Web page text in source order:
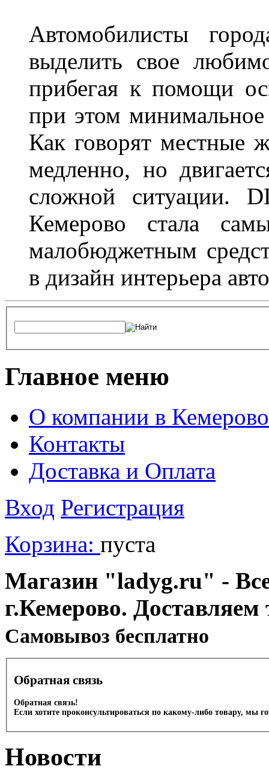
Автомобилисты
выделить свое
прибегая к помощи
при этом минимальное
Как говорят местные
медленно, но
сложной ситуации.
Кемерово стала
малобюджетным
в дизайн интерьера
Главное меню
О компании в Кемерово
Контакты
Доставка и Оплата
Вход Регистрация
Корзина: пуста
Магазин "ladyg.ru" -
г.Кемерово.
Cамовывоз бесплатно
Обратная связь
Обратная связь!
Если хотите проконсультироваться по какому-либо товару, мы
Новости